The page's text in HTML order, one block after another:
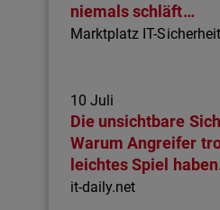
niemals schläft…
Marktplatz IT-Sicherheit
10 Juli
Die unsichtbare
Warum Angreifer
leichtes Spiel
it-daily.net